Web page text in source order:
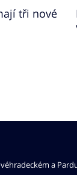
tři nové
a